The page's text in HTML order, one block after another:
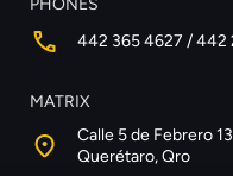
442 365 4627 / 442
MATRIX
Calle 5 de Febrero
Querétaro, Qro